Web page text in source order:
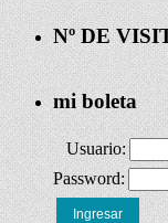
Nº DE
mi boleta
Usuario:
Password:
Ingresar